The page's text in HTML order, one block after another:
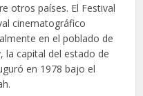
otros países. El Festival
cinematográfico
en el poblado de
la capital del estado de
en 1978 bajo el